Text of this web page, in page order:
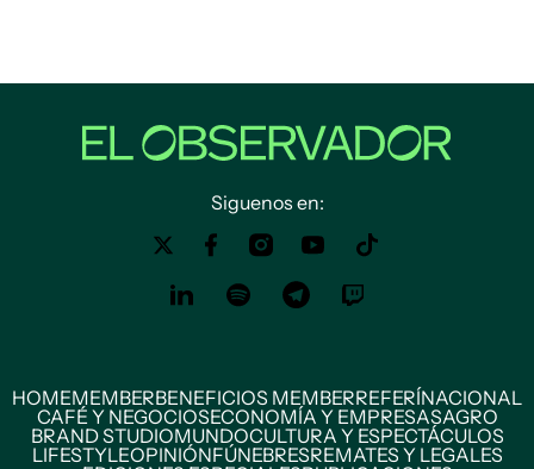
Siguenos en:
HOMEMEMBERBENEFICIOS MEMBERREFERÍNACIONAL
CAFÉ Y NEGOCIOSECONOMÍA Y EMPRESASAGRO
BRAND STUDIOMUNDOCULTURA Y ESPECTÁCULOS
LIFESTYLEOPINIÓNFÚNEBRESREMATES Y LEGALES